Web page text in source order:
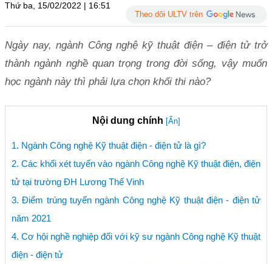
Thứ ba, 15/02/2022 | 16:51
Theo dõi ULTV trên
Ngày nay, ngành Công nghệ kỹ thuật điện – điện tử trở
thành ngành nghề quan trọng trong đời sống, vậy muốn
học ngành này thì phải lựa chọn khối thi nào?
Nội dung chính [Ẩn]
1. Ngành Công nghệ Kỹ thuật điện - điện tử là gì?
2. Các khối xét tuyển vào ngành Công nghệ Kỹ thuật điện, điện
tử tại trường ĐH Lương Thế Vinh
3. Điểm trúng tuyển ngành Công nghệ Kỹ thuật điện - điện tử
năm 2021
4. Cơ hội nghề nghiệp đối với kỹ sư ngành Công nghệ Kỹ thuật
điện - điện tử